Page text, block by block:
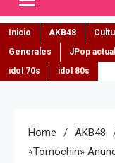
Inicio AKB48
Generales
JPop actual
idol 70s
idol 80s
Home
AKB48
«Tomochin»